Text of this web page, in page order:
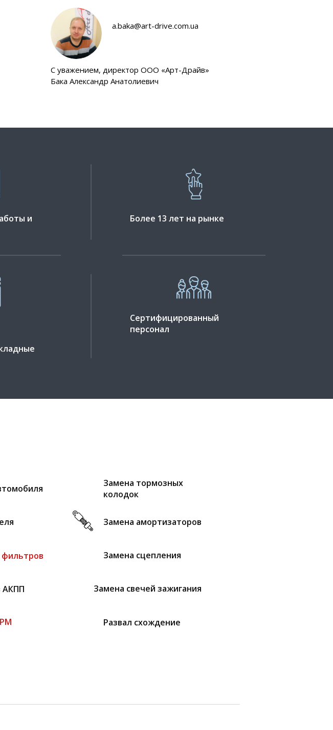
a.baka@art-drive.com.ua
C уважением, директор ООО «Арт-Драйв»
Бака Александр Анатолиевич
и
Более 13 лет на рынке
Сертифицированный
персонал
Замена тормозных
колодок
Замена амортизаторов
фильтров Замена сцепления
АКПП Замена свечей зажигания
Развал схождение